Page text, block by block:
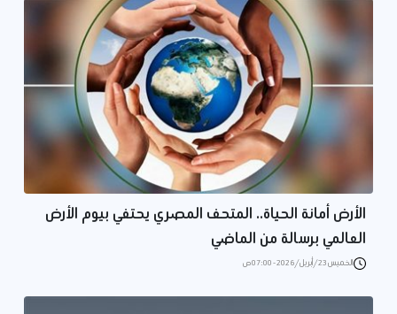
الأرض أمانة الحياة.. المتحف المصري يحتفي بيوم الأرض
العالمي برسالة من الماضي
الخميس 23/أبريل/2026 - 07:00 ص